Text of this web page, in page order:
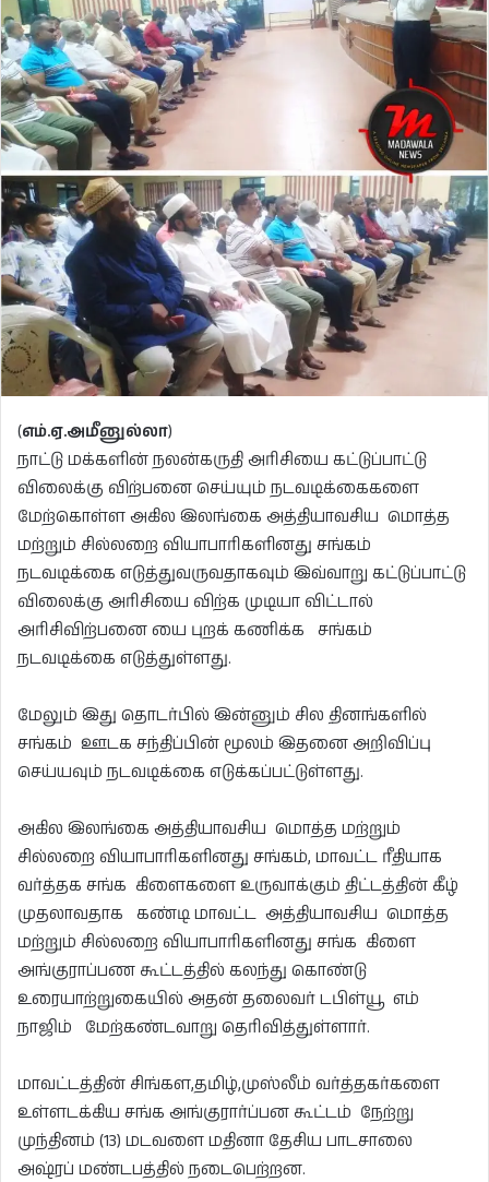
(எம்.ஏ.அமீனுல்லா)
நாட்டு மக்களின் நலன்கருதி அரிசியை கட்டுப்பாட்டு
விலைக்கு விற்பனை செய்யும் நடவடிக்கைகளை
மேற்கொள்ள அகில இலங்கை அத்தியாவசிய மொத்த
மற்றும் சில்லறை வியாபாரிகளினது சங்கம்
நடவடிக்கை எடுத்துவருவதாகவும் இவ்வாறு கட்டுப்பாட்டு
விலைக்கு அரிசியை விற்க முடியா விட்டால்
அரிசிவிற்பனை யை புறக் கணிக்க சங்கம்
நடவடிக்கை எடுத்துள்ளது.
மேலும் இது தொடர்பில் இன்னும் சில தினங்களில்
சங்கம் ஊடக சந்திப்பின் மூலம் இதனை அறிவிப்பு
செய்யவும் நடவடிக்கை எடுக்கப்பட்டுள்ளது.
அகில இலங்கை அத்தியாவசிய மொத்த மற்றும்
சில்லறை வியாபாரிகளினது சங்கம், மாவட்ட ரீதியாக
வர்த்தக சங்க கிளைகளை உருவாக்கும் திட்டத்தின் கீழ்
முதலாவதாக கண்டி மாவட்ட அத்தியாவசிய மொத்த
மற்றும் சில்லறை வியாபாரிகளினது சங்க கிளை
அங்குராப்பண கூட்டத்தில் கலந்து கொண்டு
உரையாற்றுகையில் அதன் தலைவர் டபிள்யூ எம்
நாஜிம் மேற்கண்டவாறு தெரிவித்துள்ளார்.
மாவட்டத்தின் சிங்கள,தமிழ்,முஸ்லீம் வர்த்தகர்களை
உள்ளடக்கிய சங்க அங்குரார்ப்பன கூட்டம் நேற்று
முந்தினம் (13) மடவளை மதினா தேசிய பாடசாலை
அஷ்ரப் மண்டபத்தில் நடைபெற்றன.